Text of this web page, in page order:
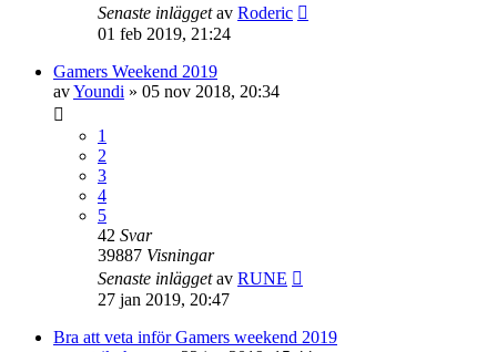
Senaste inläggetav Roderic
01 feb 2019, 21:24
Gamers Weekend 2019
avYoundi » 05 nov 2018, 20:34
1
2
3
4
5
42 Svar
39887 Visningar
Senaste inläggetav RUNE
27 jan 2019, 20:47
Bra att veta inför Gamers weekend 2019